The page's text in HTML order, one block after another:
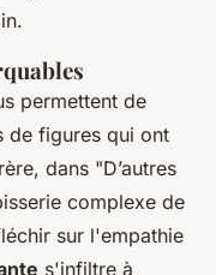
permettent de
de figures qui ont
dans "D’autres
complexe de
sur l'empathie
s'infiltre à